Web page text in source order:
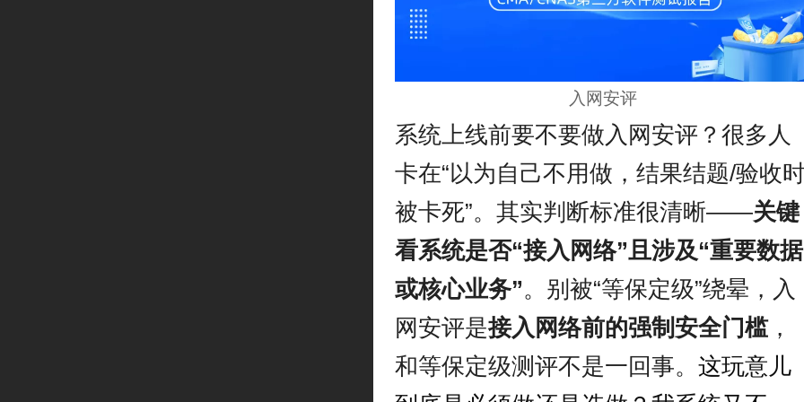
入网安评
系统上线前要不要做入网安评？很多人
卡在“以为自己不用做，结果结题/验收
被卡死”。其实判断标准很清晰——关键
看系统是否“接入网络”且涉及“重要数据
或核心业务”。别被“等保定级”绕晕，入
网安评是接入网络前的强制安全门槛，
和等保定级测评不是一回事。 这玩意儿